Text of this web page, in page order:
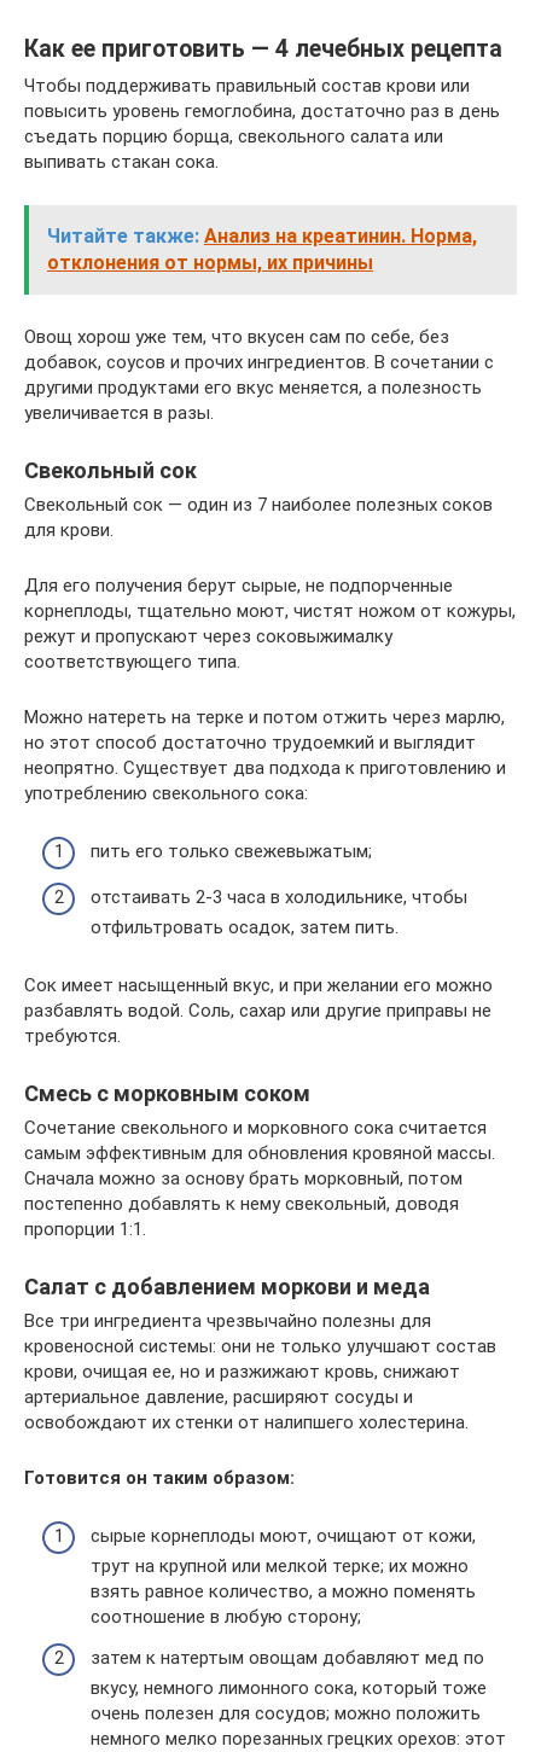
Как ее приготовить — 4 лечебных рецепта
Чтобы поддерживать правильный состав крови или
повысить уровень гемоглобина, достаточно раз в день
съедать порцию борща, свекольного салата или
выпивать стакан сока.
Читайте также: Анализ на креатинин. Норма,
отклонения от нормы, их причины
Овощ хорош уже тем, что вкусен сам по себе, без
добавок, соусов и прочих ингредиентов. В сочетании с
другими продуктами его вкус меняется, а полезность
увеличивается в разы.
Свекольный сок
Свекольный сок — один из 7 наиболее полезных соков
для крови.
Для его получения берут сырые, не подпорченные
корнеплоды, тщательно моют, чистят ножом от кожуры,
режут и пропускают через соковыжималку
соответствующего типа.
Можно натереть на терке и потом отжить через марлю,
но этот способ достаточно трудоемкий и выглядит
неопрятно. Существует два подхода к приготовлению и
употреблению свекольного сока:
пить его только свежевыжатым;
отстаивать 2-3 часа в холодильнике, чтобы
отфильтровать осадок, затем пить.
Сок имеет насыщенный вкус, и при желании его можно
разбавлять водой. Соль, сахар или другие приправы не
требуются.
Смесь с морковным соком
Сочетание свекольного и морковного сока считается
самым эффективным для обновления кровяной массы.
Сначала можно за основу брать морковный, потом
постепенно добавлять к нему свекольный, доводя
пропорции 1:1.
Салат с добавлением моркови и меда
Все три ингредиента чрезвычайно полезны для
кровеносной системы: они не только улучшают состав
крови, очищая ее, но и разжижают кровь, снижают
артериальное давление, расширяют сосуды и
освобождают их стенки от налипшего холестерина.
Готовится он таким образом:
сырые корнеплоды моют, очищают от кожи,
трут на крупной или мелкой терке; их можно
взять равное количество, а можно поменять
соотношение в любую сторону;
затем к натертым овощам добавляют мед по
вкусу, немного лимонного сока, который тоже
очень полезен для сосудов; можно положить
немного мелко порезанных грецких орехов: этот